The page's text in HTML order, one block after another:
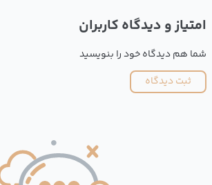
امتیاز و دیدگاه کاربران
شما هم دیدگاه خود را بنویسید
ثبت دیدگاه